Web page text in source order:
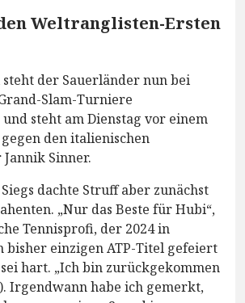
Weltranglisten-Ersten
der Sauerländer nun bei
Slam-Turniere
steht am Dienstag vor einem
den italienischen
Sinner.
dachte Struff aber zunächst
„Nur das Beste für Hubi“,
Tennisprofi, der 2024 in
bisher einzigen ATP-Titel gefeiert
hart. „Ich bin zurückgekommen
Irgendwann habe ich gemerkt,